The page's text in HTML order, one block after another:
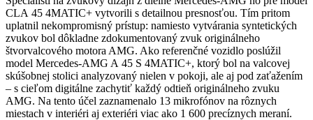
CLA 45 4MATIC+ vytvorili s detailnou presnosťou. Tím pritom
uplatnil nekompromisný prístup: namiesto vytvárania syntetických
zvukov bol dôkladne zdokumentovaný zvuk originálneho
štvorvalcového motora AMG. Ako referenčné vozidlo poslúžil
model Mercedes-AMG A 45 S 4MATIC+, ktorý bol na valcovej
skúšobnej stolici analyzovaný nielen v pokoji, ale aj pod zaťažením
– s cieľom digitálne zachytiť každý odtieň originálneho zvuku
AMG. Na tento účel zaznamenalo 13 mikrofónov na rôznych
miestach v interiéri aj exteriéri viac ako 1 600 precíznych meraní.